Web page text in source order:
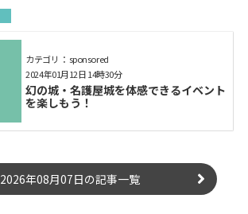
カテゴリ： sponsored
幻の城・名護屋城を体感できるイベント
を楽しもう！
2024年01月12日 14時30分
2026年08月07日の記事一覧